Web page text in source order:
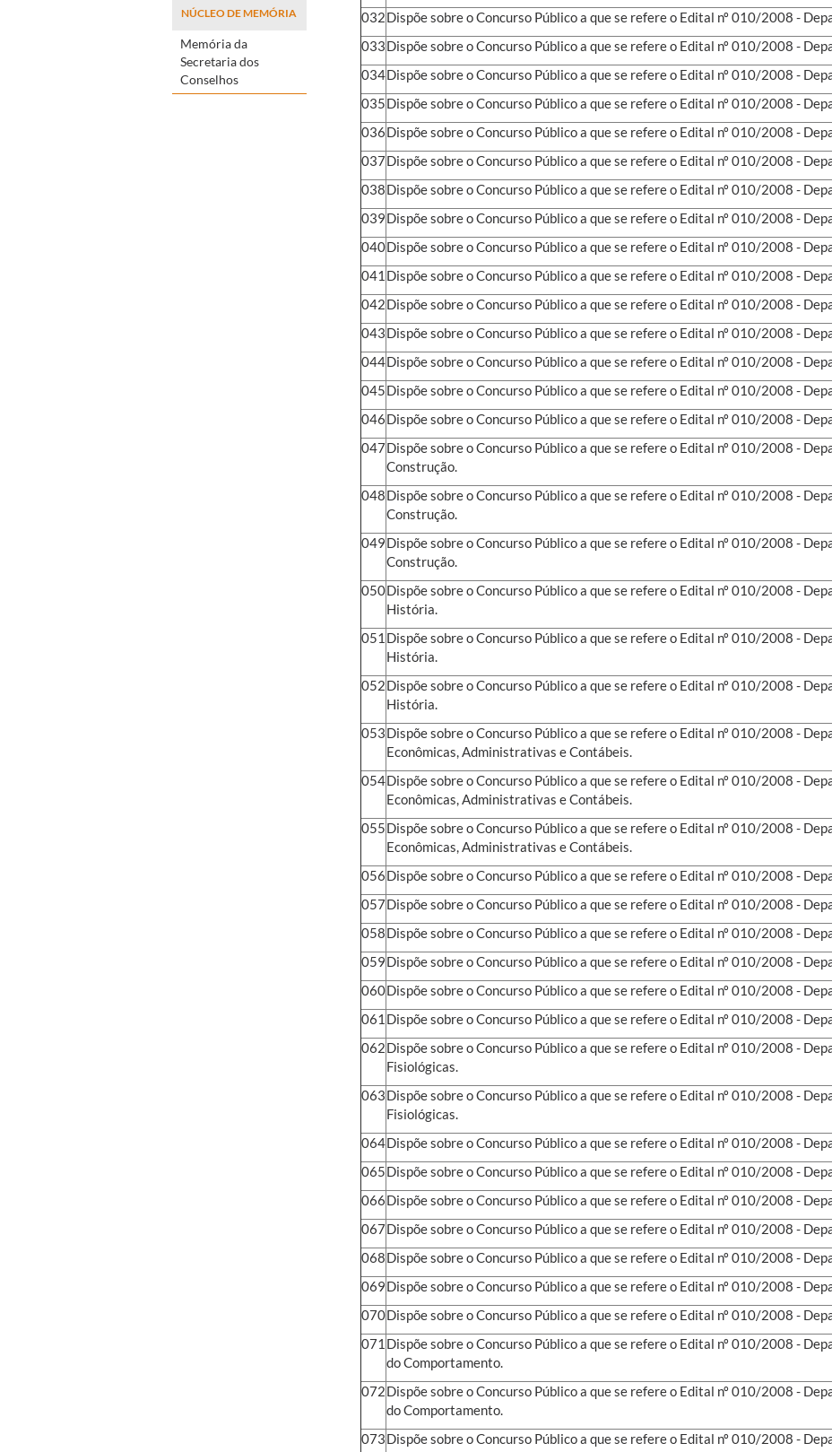
NÚCLEO DE MEMÓRIA
Memória da
Secretaria dos
Conselhos
032Dispõe sobre o Concurso Público a que se refere o Edital nº 010/2008 -
033Dispõe sobre o Concurso Público a que se refere o Edital nº 010/2008 -
034Dispõe sobre o Concurso Público a que se refere o Edital nº 010/2008 -
035Dispõe sobre o Concurso Público a que se refere o Edital nº 010/2008 -
036Dispõe sobre o Concurso Público a que se refere o Edital nº 010/2008 -
037Dispõe sobre o Concurso Público a que se refere o Edital nº 010/2008 -
038Dispõe sobre o Concurso Público a que se refere o Edital nº 010/2008 -
039Dispõe sobre o Concurso Público a que se refere o Edital nº 010/2008 -
040Dispõe sobre o Concurso Público a que se refere o Edital nº 010/2008 -
041 Dispõe sobre o Concurso Público a que se refere o Edital nº 010/2008 -
042Dispõe sobre o Concurso Público a que se refere o Edital nº 010/2008 -
043Dispõe sobre o Concurso Público a que se refere o Edital nº 010/2008 -
044Dispõe sobre o Concurso Público a que se refere o Edital nº 010/2008 -
045Dispõe sobre o Concurso Público a que se refere o Edital nº 010/2008 -
046Dispõe sobre o Concurso Público a que se refere o Edital nº 010/2008 -
047Dispõe sobre o Concurso Público a que se refere o Edital nº 010/2008 -
Construção.
048Dispõe sobre o Concurso Público a que se refere o Edital nº 010/2008 -
Construção.
049Dispõe sobre o Concurso Público a que se refere o Edital nº 010/2008 -
Construção.
050Dispõe sobre o Concurso Público a que se refere o Edital nº 010/2008 -
História.
051 Dispõe sobre o Concurso Público a que se refere o Edital nº 010/2008 -
História.
052Dispõe sobre o Concurso Público a que se refere o Edital nº 010/2008 -
História.
053Dispõe sobre o Concurso Público a que se refere o Edital nº 010/2008 -
Econômicas, Administrativas e Contábeis.
054Dispõe sobre o Concurso Público a que se refere o Edital nº 010/2008 -
Econômicas, Administrativas e Contábeis.
055Dispõe sobre o Concurso Público a que se refere o Edital nº 010/2008 -
Econômicas, Administrativas e Contábeis.
056Dispõe sobre o Concurso Público a que se refere o Edital nº 010/2008 -
057Dispõe sobre o Concurso Público a que se refere o Edital nº 010/2008 -
058Dispõe sobre o Concurso Público a que se refere o Edital nº 010/2008 -
059Dispõe sobre o Concurso Público a que se refere o Edital nº 010/2008 -
060Dispõe sobre o Concurso Público a que se refere o Edital nº 010/2008 -
061 Dispõe sobre o Concurso Público a que se refere o Edital nº 010/2008 -
062Dispõe sobre o Concurso Público a que se refere o Edital nº 010/2008 -
Fisiológicas.
063Dispõe sobre o Concurso Público a que se refere o Edital nº 010/2008 -
Fisiológicas.
064Dispõe sobre o Concurso Público a que se refere o Edital nº 010/2008 -
065Dispõe sobre o Concurso Público a que se refere o Edital nº 010/2008 -
066Dispõe sobre o Concurso Público a que se refere o Edital nº 010/2008 -
067Dispõe sobre o Concurso Público a que se refere o Edital nº 010/2008 -
068Dispõe sobre o Concurso Público a que se refere o Edital nº 010/2008 -
069Dispõe sobre o Concurso Público a que se refere o Edital nº 010/2008 -
070Dispõe sobre o Concurso Público a que se refere o Edital nº 010/2008 -
071 Dispõe sobre o Concurso Público a que se refere o Edital nº 010/2008 -
do Comportamento.
072Dispõe sobre o Concurso Público a que se refere o Edital nº 010/2008 -
do Comportamento.
073Dispõe sobre o Concurso Público a que se refere o Edital nº 010/2008 -